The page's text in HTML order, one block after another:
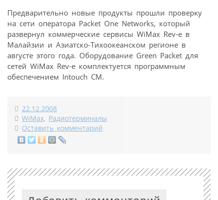
Предварительно новые продукты прошли проверку
на сети оператора Packet One Networks, который
развернул коммерческие сервисы WiMax Rev-e в
Малайзии и Азиатско-Тихоокеанском регионе в
августе этого года. Оборудование Green Packet для
сетей WiMax Rev-e комплектуется программным
обеспечением Intouch CM.
22.12.2008
WiMax, Радиотерминалы
Оставить комментарий